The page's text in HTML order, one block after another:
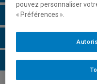
Horaire - Été 2026
Horaire - Automne 2026
Horaire - Hiver 2027
pouvez personnaliser
« Préférences ».